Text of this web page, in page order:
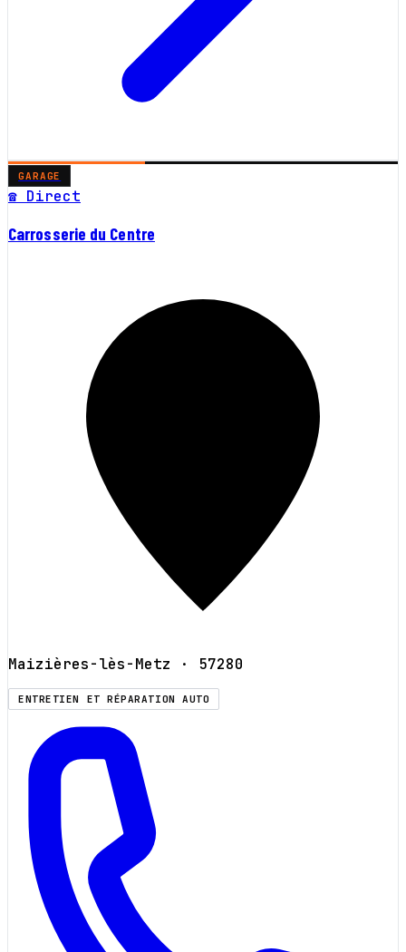
GARAGE
☎ Direct
Carrosserie du Centre
Maizières-lès-Metz · 57280
ENTRETIEN ET RÉPARATION AUTO